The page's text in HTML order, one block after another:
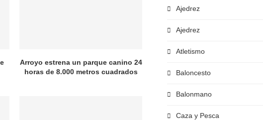
Arroyo estrena un parque canino 24
horas de 8.000 metros cuadrados
Ajedrez
Ajedrez
Atletismo
Baloncesto
Balonmano
Caza y Pesca